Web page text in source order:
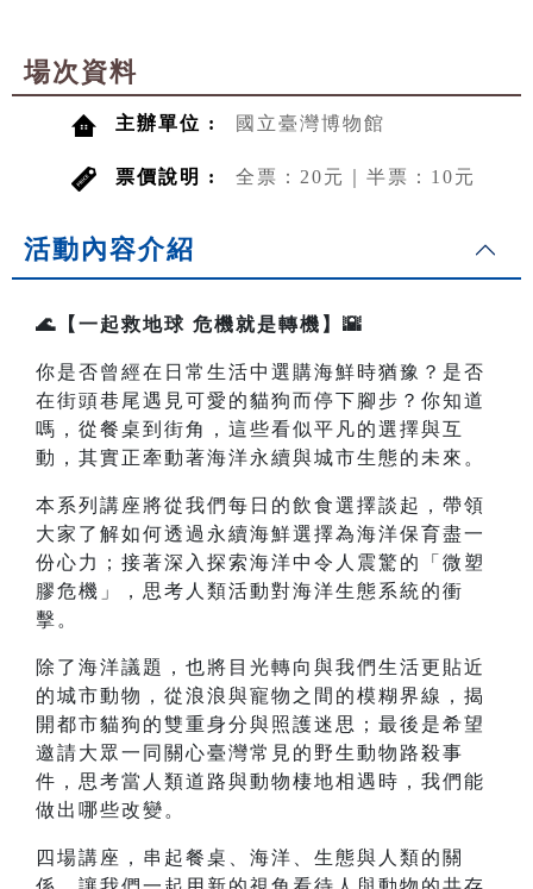
場次資料
主辦單位 : 國立臺灣博物館
票價說明 : 全票：20元｜半票：10元
活動內容介紹
🌊【一起救地球 危機就是轉機】🌇
你是否曾經在日常生活中選購海鮮時猶豫？是否
在街頭巷尾遇見可愛的貓狗而停下腳步？你知道
嗎，從餐桌到街角，這些看似平凡的選擇與互
動，其實正牽動著海洋永續與城市生態的未來。
本系列講座將從我們每日的飲食選擇談起，帶領
大家了解如何透過永續海鮮選擇為海洋保育盡一
份心力；接著深入探索海洋中令人震驚的「微塑
膠危機」，思考人類活動對海洋生態系統的衝
擊。
除了海洋議題，也將目光轉向與我們生活更貼近
的城市動物，從浪浪與寵物之間的模糊界線，揭
開都市貓狗的雙重身分與照護迷思；最後是希望
邀請大眾一同關心臺灣常見的野生動物路殺事
件，思考當人類道路與動物棲地相遇時，我們能
做出哪些改變。
四場講座，串起餐桌、海洋、生態與人類的關